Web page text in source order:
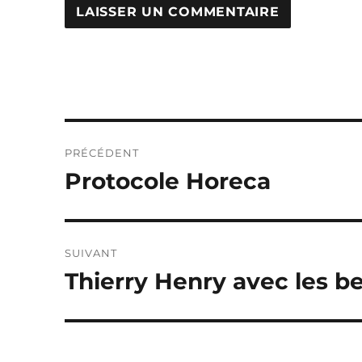
de
PRÉCÉDENT
Publication
Protocole Horeca
SUIVANT
Publication
Thierry Henry avec les